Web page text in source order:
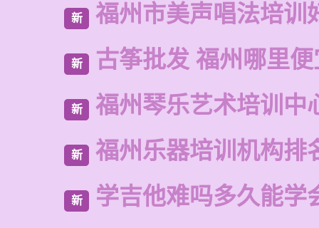
新 福州市美声唱法培训
新 古筝批发 福州哪里
新 福州琴乐艺术培训中
新 福州乐器培训机构排
新 学吉他难吗多久能学